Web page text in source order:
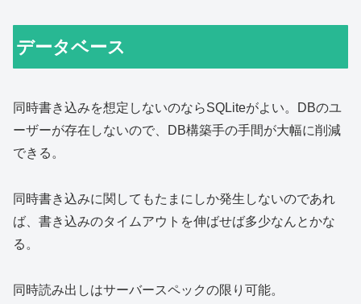
データベース
同時書き込みを想定しないのならSQLiteがよい。DBのユ
ーザーが存在しないので、DB構築手の手間が大幅に削減
できる。
同時書き込みに関してもたまにしか発生しないのであれ
ば、書き込みのタイムアウトを伸ばせば多少なんとかな
る。
同時読み出しはサーバースペックの限り可能。